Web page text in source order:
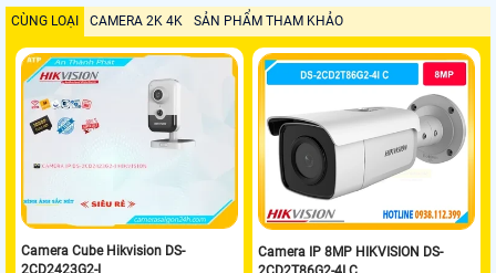
CÙNG LOẠI CAMERA 2K 4K SẢN PHẨM THAM KHẢO
Camera Cube Hikvision DS-
2CD2423G2-I
Camera IP 8MP HIKVISION DS-